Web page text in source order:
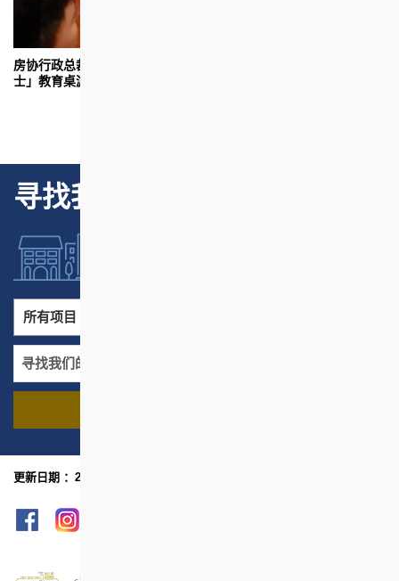
房协行政总裁陈钦勉(图中)与年轻人一起率先试玩「宅星斗
士」教育桌游，从游戏中学习香港房屋发展的知识。
寻找我们的项目
所有项目
网页指南
更新日期 ：2023年7月